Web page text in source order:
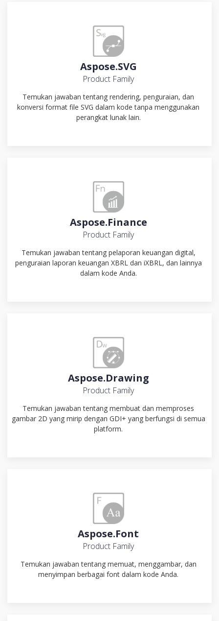
Aspose.SVG
Product Family
Temukan jawaban tentang rendering, penguraian, dan
konversi format file SVG dalam kode tanpa menggunakan
perangkat lunak lain.
Aspose.Finance
Product Family
Temukan jawaban tentang pelaporan keuangan digital,
penguraian laporan keuangan XBRL dan iXBRL, dan lainnya
dalam kode Anda.
Aspose.Drawing
Product Family
Temukan jawaban tentang membuat dan memproses
gambar 2D yang mirip dengan GDI+ yang berfungsi di semua
platform.
Aspose.Font
Product Family
Temukan jawaban tentang memuat, menggambar, dan
menyimpan berbagai font dalam kode Anda.